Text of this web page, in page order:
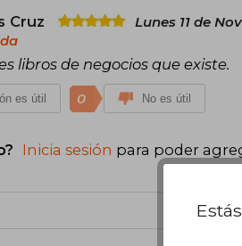
Cruz
Lunes 11 de
libros de negocios que existe.
es útil 0 No es útil
Inicia sesión para poder